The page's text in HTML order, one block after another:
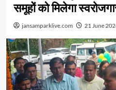
समूहों को मिलेगा
jansamparklive.com 21 June